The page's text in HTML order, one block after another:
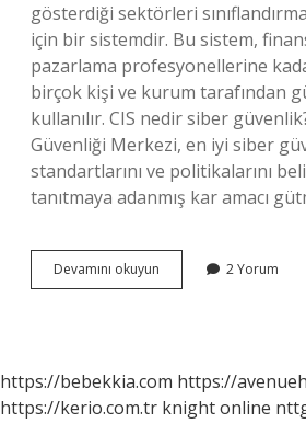
gösterdiği sektörleri
için bir sistemdir. Bu sistem,
pazarlama profesyonellerine
birçok kişi ve kurum tarafından
kullanılır. CIS nedir siber
Güvenliği Merkezi, en iyi siber
standartlarını ve politikalarını
tanıtmaya adanmış kar amacı
Devamını okuyun
Company
2 Yorum
https://bebekkia.com https://
https://kerio.com.tr knight online